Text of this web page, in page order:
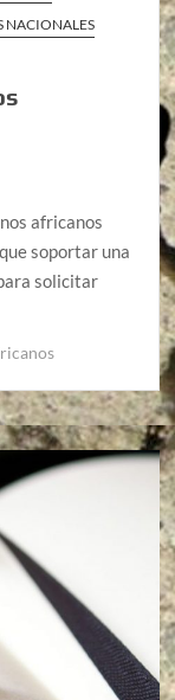
NACIONALES
africanos
soportar una
solicitar